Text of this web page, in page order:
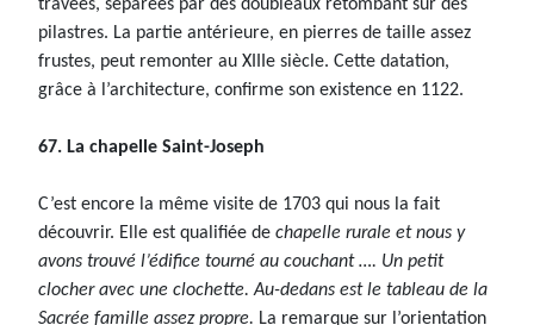
travées, séparées par des doubleaux retombant sur des
pilastres. La partie antérieure, en pierres de taille assez
frustes, peut remonter au XIIIe siècle. Cette datation,
grâce à l’architecture, confirme son existence en 1122.
67. La chapelle Saint-Joseph
C’est encore la même visite de 1703 qui nous la fait
découvrir. Elle est qualifiée de chapelle rurale et nous y
avons trouvé l’édifice tourné au couchant …. Un petit
clocher avec une clochette. Au-dedans est le tableau de la
Sacrée famille assez propre. La remarque sur l’orientation